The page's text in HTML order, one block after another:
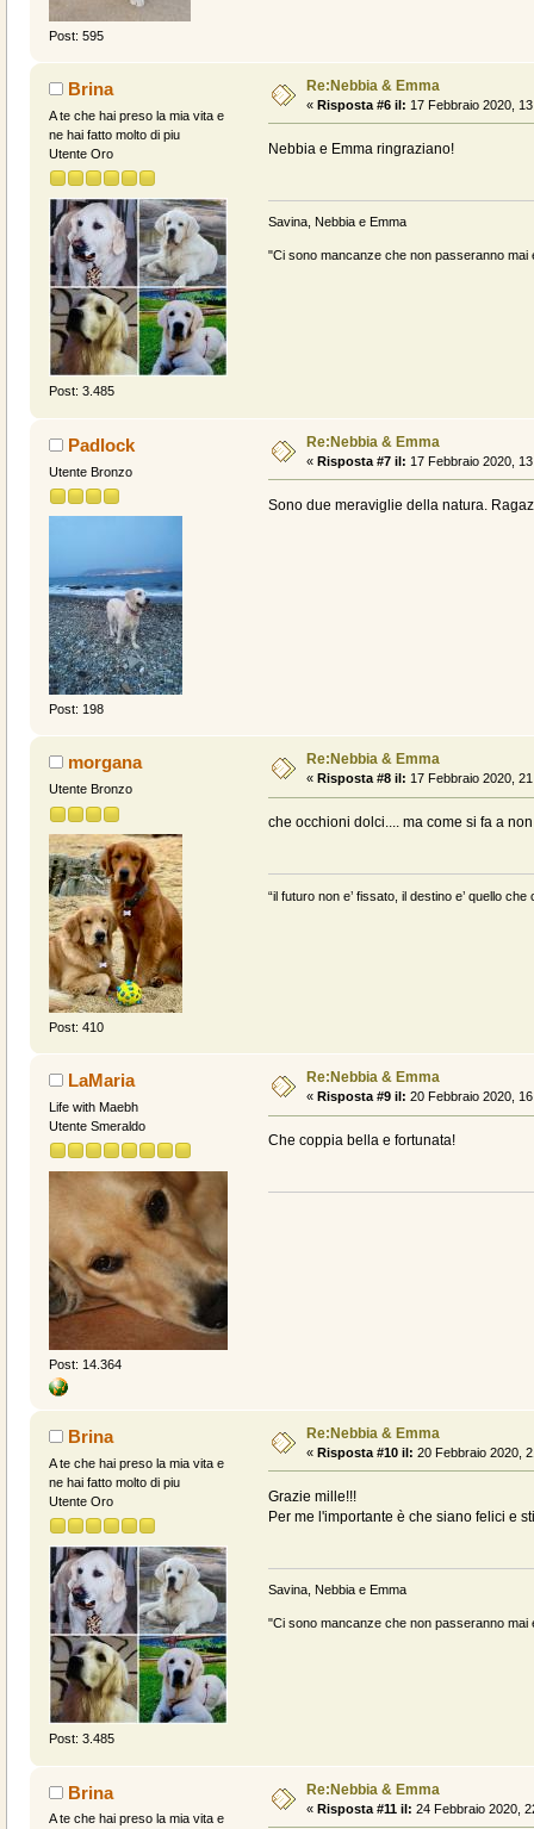
Post: 595
Brina
A te che hai preso la mia vita e
ne hai fatto molto di piu
Utente Oro
Post: 3.485
Re:Nebbia & Emma
« Risposta #6 il: 17 Febbraio 2020,
Nebbia e Emma ringraziano!
Savina, Nebbia e Emma
"Ci sono mancanze che non passeranno
Padlock
Utente Bronzo
Post: 198
Re:Nebbia & Emma
« Risposta #7 il: 17 Febbraio 2020,
Sono due meraviglie della natura.
morgana
Utente Bronzo
Post: 410
Re:Nebbia & Emma
« Risposta #8 il: 17 Febbraio 2020,
che occhioni dolci.... ma come si fa a
“il futuro non e’ fissato, il destino e’ quello
LaMaria
Life with Maebh
Utente Smeraldo
Post: 14.364
Re:Nebbia & Emma
« Risposta #9 il: 20 Febbraio 2020,
Che coppia bella e fortunata!
Brina
A te che hai preso la mia vita e
ne hai fatto molto di piu
Utente Oro
Post: 3.485
Re:Nebbia & Emma
« Risposta #10 il: 20 Febbraio 2020,
Grazie mille!!!
Per me l'importante è che siano felici e
Savina, Nebbia e Emma
"Ci sono mancanze che non passeranno
Brina
A te che hai preso la mia vita e
Re:Nebbia & Emma
« Risposta #11 il: 24 Febbraio 2020,